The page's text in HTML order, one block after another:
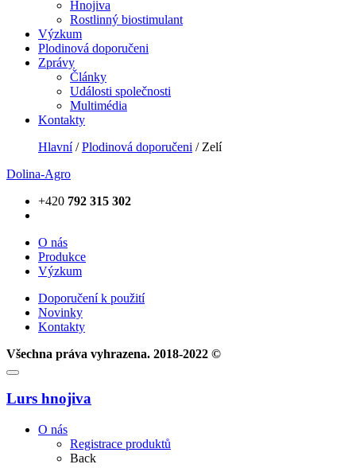
Hnojiva
Rostlinný biostimulant
Výzkum
Plodinová doporučeni
Zprávy
Články
Události společnosti
Multimédia
Kontakty
Hlavní/Plodinová doporučeni / Zelí
Dolina-Agro
+420 792 315 302
О nás
Produkce
Výzkum
Doporučení k použití
Novinky
Kontakty
Všechna práva vyhrazena. 2018-2022 ©
Lurs hnojiva
О nás
Registrace produktů
Back